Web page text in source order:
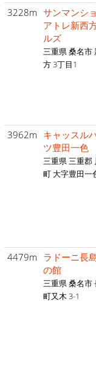
3228m サンマンシ
アトレ新西
ルズ
三重県 桑名市
方 3丁目1
3962m キャッスル
ツ豊田一色
三重県 三重郡
町 大字豊田一
4479m ラドーニ長
の館
三重県 桑名市
町又木 3-1